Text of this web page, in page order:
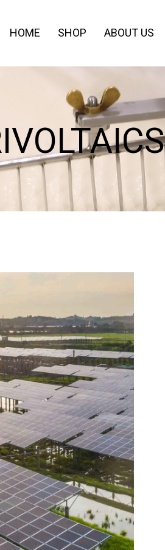
HOME SHOP ABOUT US